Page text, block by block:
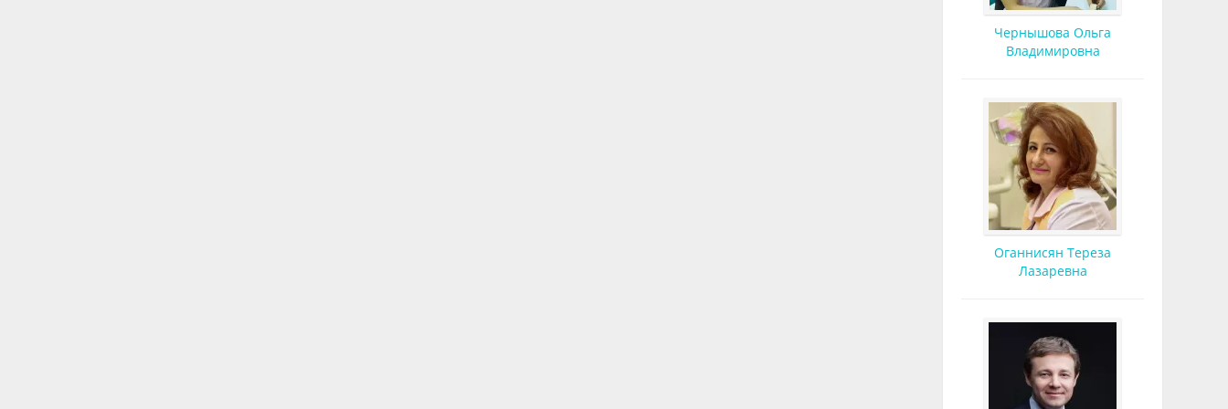
Чернышова Ольга
Владимировна
Оганнисян Тереза
Лазаревна